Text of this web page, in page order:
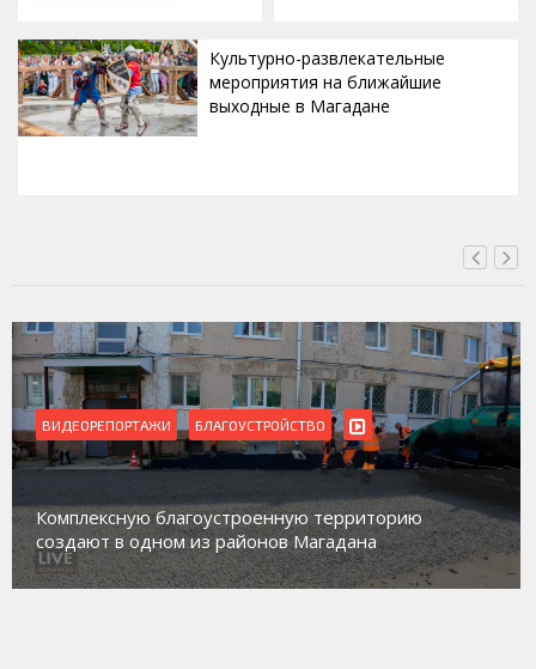
Культурно-развлекательные
мероприятия на ближайшие
выходные в Магадане
БЛАГОУСТРОЙСТВО
территорию
районов Магадана
ВИДЕОРЕПОРТАЖИ
Магадан
работе с
социального